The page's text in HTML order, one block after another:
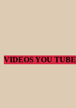
VIDEOS YOU TUBE